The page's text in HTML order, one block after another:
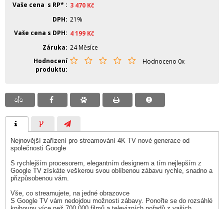
Vaše cena s RP*
3 470 Kč
DPH 21%
Vaše cena s DPH
4 199 Kč
Záruka 24 Měsíce
Hodnocení
produktu
Hodnoceno 0x
Nejnovější zařízení pro streamování 4K TV nové generace od
společnosti Google
S rychlejším procesorem, elegantním designem a tím nejlepším z
Google TV získáte veškerou svou oblíbenou zábavu rychle, snadno a
přizpůsobenou vám.
Vše, co streamujete, na jedné obrazovce
S Google TV vám nedojdou možnosti zábavy. Ponořte se do rozsáhlé